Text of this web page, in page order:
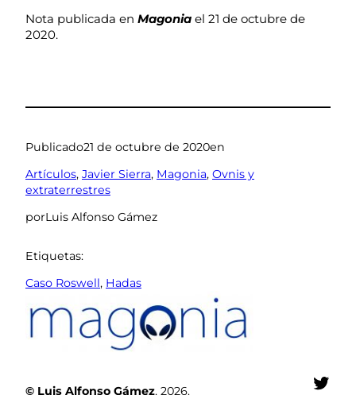
Nota publicada en Magonia el 21 de octubre de
2020.
Publicado21 de octubre de 2020en
Artículos, Javier Sierra, Magonia, Ovnis y
extraterrestres
porLuis Alfonso Gámez
Etiquetas:
Caso Roswell, Hadas
© Luis Alfonso Gámez, 2026.